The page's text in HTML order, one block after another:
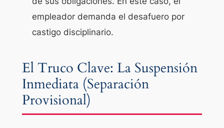
empleador demanda el desafuero por
castigo disciplinario.
El Truco Clave: La Suspensión
Inmediata (Separación
Provisional)